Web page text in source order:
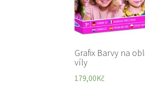
Grafix Barvy na
víly
179,00Kč